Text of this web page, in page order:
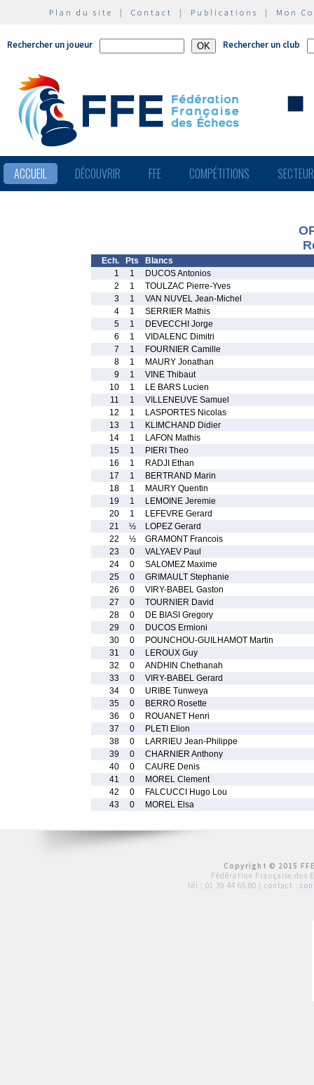
Plan du site | Contact | Publications | Mon
Rechercher un joueur Rechercher un club
ACCUEIL DÉCOUVRIR FFE COMPÉTITIONS
Ech. Pts
Blancs
1
1
DUCOS Antonios
2
1
TOULZAC Pierre-Yves
3
1
VAN NUVEL Jean-Michel
4
1
SERRIER Mathis
5
1
DEVECCHI Jorge
6
1
VIDALENC Dimitri
7
1
FOURNIER Camille
8
1
MAURY Jonathan
9
1
VINE Thibaut
10
1
LE BARS Lucien
11
1
VILLENEUVE Samuel
12
1
LASPORTES Nicolas
13
1
KLIMCHAND Didier
14
1
LAFON Mathis
15
1
PIERI Theo
16
1
RADJI Ethan
17
1
BERTRAND Marin
18
1
MAURY Quentin
19
1
LEMOINE Jeremie
20
1
LEFEVRE Gerard
21
½
LOPEZ Gerard
22
½
GRAMONT Francois
23
0
VALYAEV Paul
24
0
SALOMEZ Maxime
25
0
GRIMAULT Stephanie
26
0
VIRY-BABEL Gaston
27
0
TOURNIER David
28
0
DE BIASI Gregory
29
0
DUCOS Ermioni
30
0
POUNCHOU-GUILHAMOT Martin
31
0
LEROUX Guy
32
0
ANDHIN Chethanah
33
0
VIRY-BABEL Gerard
34
0
URIBE Tunweya
35
0
BERRO Rosette
36
0
ROUANET Henri
37
0
PLETI Elion
38
0
LARRIEU Jean-Philippe
39
0
CHARNIER Anthony
40
0
CAURE Denis
41
0
MOREL Clement
42
0
FALCUCCI Hugo Lou
43
0 MOREL Elsa
Copyright © 2015
Fédération Française des
tél : 01 39 44 65 80 | contact :